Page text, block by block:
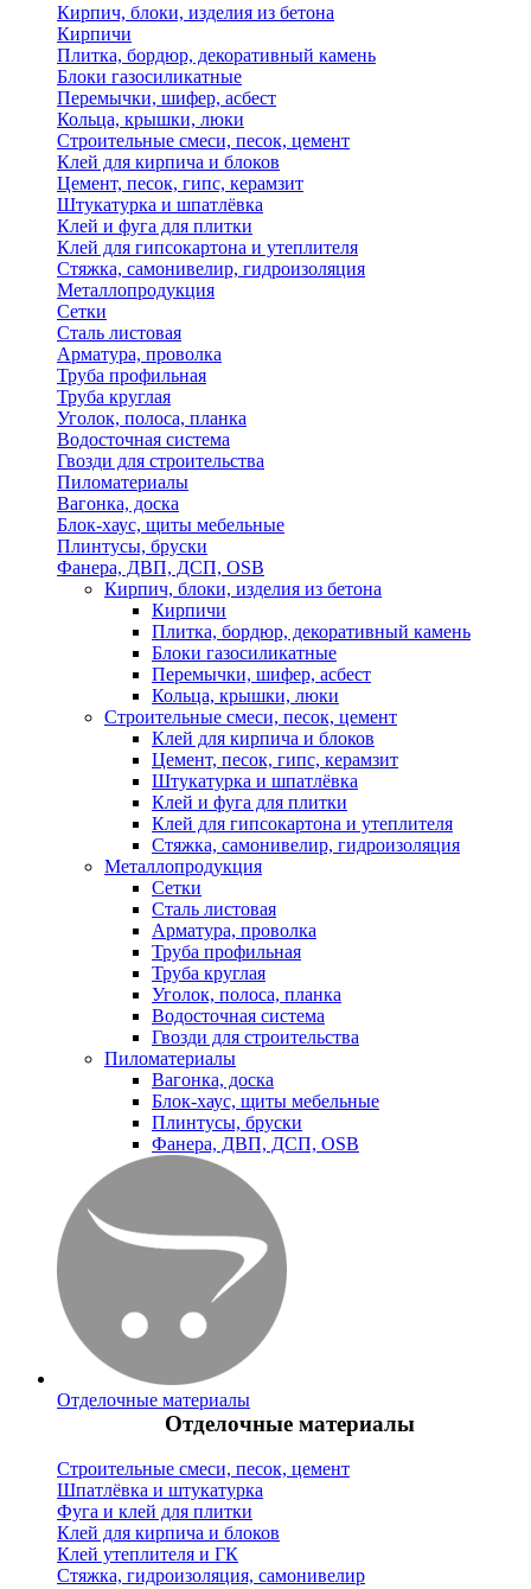
Кирпич, блоки, изделия из бетона
Кирпичи
Плитка, бордюр, декоративный камень
Блоки газосиликатные
Перемычки, шифер, асбест
Кольца, крышки, люки
Строительные смеси, песок, цемент
Клей для кирпича и блоков
Цемент, песок, гипс, керамзит
Штукатурка и шпатлёвка
Клей и фуга для плитки
Клей для гипсокартона и утеплителя
Стяжка, самонивелир, гидроизоляция
Металлопродукция
Сетки
Сталь листовая
Арматура, проволка
Труба профильная
Труба круглая
Уголок, полоса, планка
Водосточная система
Гвозди для строительства
Пиломатериалы
Вагонка, доска
Блок-хаус, щиты мебельные
Плинтусы, бруски
Фанера, ДВП, ДСП, OSB
Кирпич, блоки, изделия из бетона
Кирпичи
Плитка, бордюр, декоративный камень
Блоки газосиликатные
Перемычки, шифер, асбест
Кольца, крышки, люки
Строительные смеси, песок, цемент
Клей для кирпича и блоков
Цемент, песок, гипс, керамзит
Штукатурка и шпатлёвка
Клей и фуга для плитки
Клей для гипсокартона и утеплителя
Стяжка, самонивелир, гидроизоляция
Металлопродукция
Сетки
Сталь листовая
Арматура, проволка
Труба профильная
Труба круглая
Уголок, полоса, планка
Водосточная система
Гвозди для строительства
Пиломатериалы
Вагонка, доска
Блок-хаус, щиты мебельные
Плинтусы, бруски
Фанера, ДВП, ДСП, OSB
Отделочные материалы
Отделочные материалы
Строительные смеси, песок, цемент
Шпатлёвка и штукатурка
Фуга и клей для плитки
Клей для кирпича и блоков
Клей утеплителя и ГК
Стяжка, гидроизоляция, самонивелир